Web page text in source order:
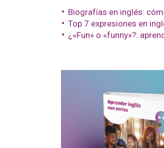
Biografías en inglés:
Top 7 expresiones en
¿«Fun» o «funny»?: